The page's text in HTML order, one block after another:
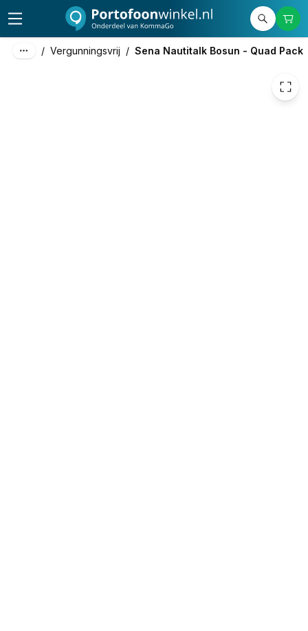
/ Vergunningsvrij / Sena Nautitalk Bosun - Quad Pack
1.658,58 excl. btw
2.006,88 incl. btw